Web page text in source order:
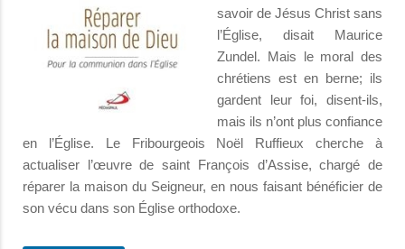
savoir de Jésus Christ sans
l’Église, disait Maurice
Zundel. Mais le moral des
chrétiens est en berne; ils
gardent leur foi, disent-ils,
mais ils n’ont plus confiance
en l’Église. Le Fribourgeois Noël Ruffieux cherche à
actualiser l’œuvre de saint François d’Assise, chargé de
réparer la maison du Seigneur, en nous faisant bénéficier de
son vécu dans son Église orthodoxe.